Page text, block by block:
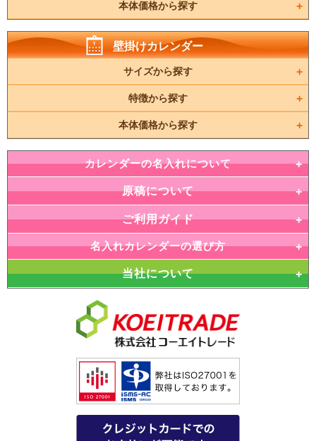
本体価格から探す
壁掛けカレンダー
サイズから探す
特徴から探す
本体価格から探す
カレンダーの名入れについて
原稿について
ご利用ガイド
名入れカレンダーの選び方
当社について